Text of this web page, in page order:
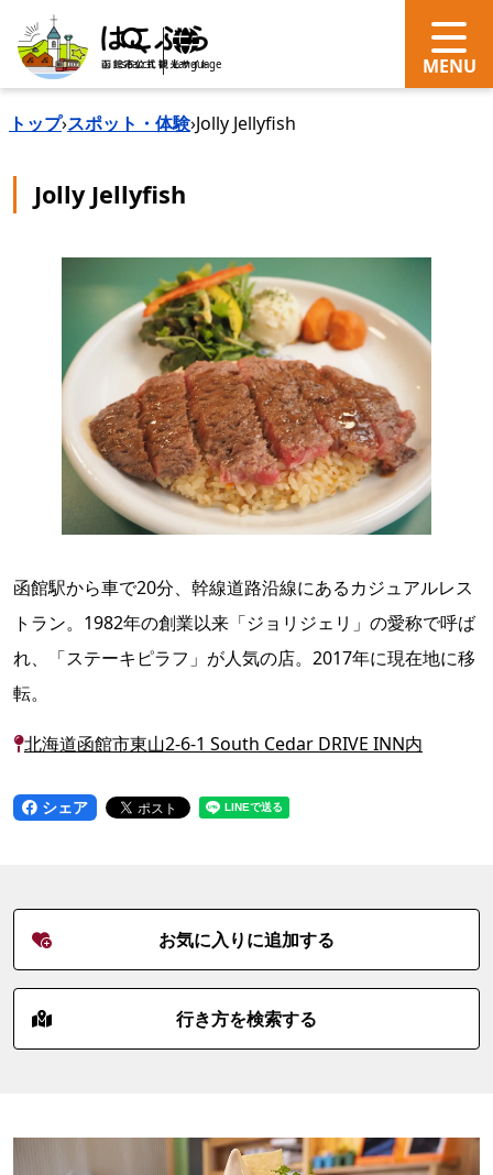
search Language
トップ›スポット・体験›Jolly Jellyfish
Jolly Jellyfish
函館駅から車で20分、幹線道路沿線にあるカジュアルレス
トラン。1982年の創業以来「ジョリジェリ」の愛称で呼ば
れ、「ステーキピラフ」が人気の店。2017年に現在地に移
転。
北海道函館市東山2-6-1 South Cedar DRIVE INN内
シェア
お気に入りに追加する
行き方を検索する